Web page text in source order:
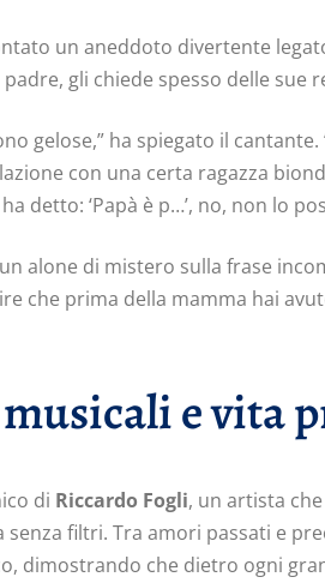
un aneddoto divertente
gli chiede spesso delle sue
gelose,” ha spiegato il cantante.
con una certa ragazza
detto: ‘Papà è p…’, no, non lo
alone di mistero sulla frase
che prima della mamma hai
e vita
di Riccardo Fogli, un artista
senza filtri. Tra amori passati e
dimostrando che dietro ogni